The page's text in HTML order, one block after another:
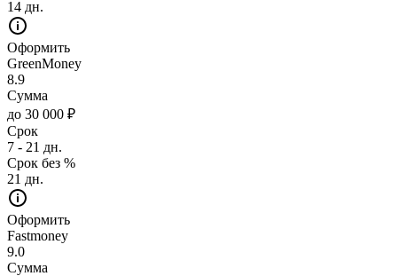
14 дн.
Оформить
GreenMoney
8.9
Сумма
до 30 000 ₽
Срок
7 - 21 дн.
Срок без %
21 дн.
Оформить
Fastmoney
9.0
Сумма